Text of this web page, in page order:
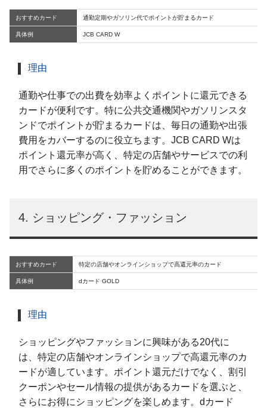
おすすめカード 通勤定期やガソリン代でポイントが貯まるカード
具体例 JCB CARD W
理由
通勤や仕事での出費を効率よくポイントに還元できる
カードが便利です。特に公共交通機関やガソリンスタ
ンドでポイントが貯まるカードは、毎日の通勤や出張
費用をカバーするのに役立ちます。JCB CARD Wは
ポイント還元率が高く、特定の店舗やサービスでの利
用でさらに多くのポイントを貯めることができます。
4. ショッピング・ファッション
おすすめカード 特定の店舗やオンラインショップで高還元率のカード
具体例 dカード GOLD
理由
ショッピングやファッションに興味がある20代に
は、特定の店舗やオンラインショップで高還元率のカ
ードが適しています。ポイント還元だけでなく、割引
クーポンやセール情報の提供があるカードを選ぶと、
さらにお得にショッピングを楽しめます。dカード